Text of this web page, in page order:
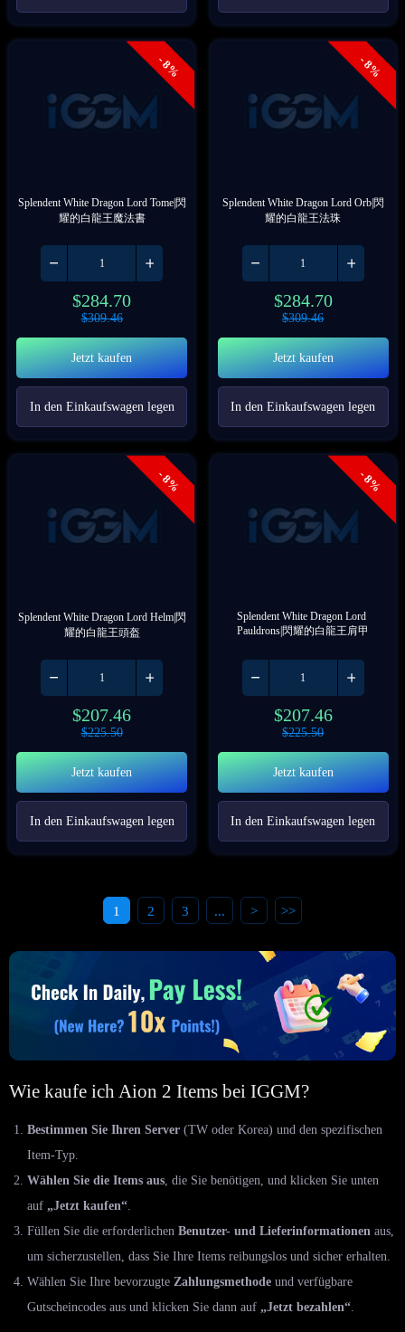
- 8%
Splendent White Dragon Lord Tome|閃
耀的白龍王魔法書
$284.70
$309.46
Jetzt kaufen
In den Einkaufswagen legen
- 8%
Splendent White Dragon Lord Orb|閃
耀的白龍王法珠
$284.70
$309.46
Jetzt kaufen
In den Einkaufswagen legen
- 8%
Splendent White Dragon Lord Helm|閃
耀的白龍王頭盔
$207.46
$225.50
Jetzt kaufen
In den Einkaufswagen legen
- 8%
Splendent White Dragon Lord
Pauldrons|閃耀的白龍王肩甲
$207.46
$225.50
Jetzt kaufen
In den Einkaufswagen legen
1 2 3 ... > >>
Wie kaufe ich Aion 2 Items bei IGGM?
Bestimmen Sie Ihren Server (TW oder Korea) und den spezifischen
Item-Typ.
Wählen Sie die Items aus , die Sie benötigen, und klicken Sie unten
auf „Jetzt kaufen“
Füllen Sie die erforderlichen Benutzer- und Lieferinformationen aus,
um sicherzustellen, dass Sie Ihre Items reibungslos und sicher erhalten.
Wählen Sie Ihre bevorzugte Zahlungsmethode und verfügbare
Gutscheincodes aus und klicken Sie dann auf „Jetzt bezahlen“